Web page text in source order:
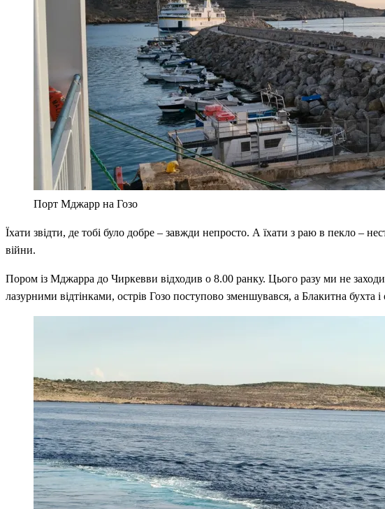
Порт Мджарр на Гозо
Їхати звідти, де тобі було добре – завжди непросто. А їхати з раю в пекло
війни.
Пором із Мджарра до Чиркевви відходив о 8.00 ранку. Цього разу ми не
лазурними відтінками, острів Гозо поступово зменшувався, а Блакитна